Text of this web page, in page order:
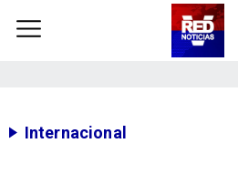
Internacional